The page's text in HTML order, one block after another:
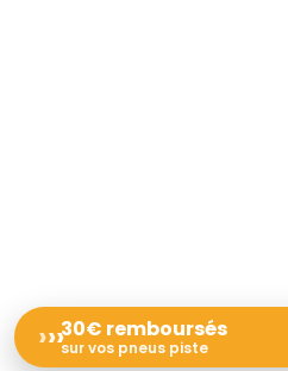
›››30€ remboursés
sur vos pneus piste